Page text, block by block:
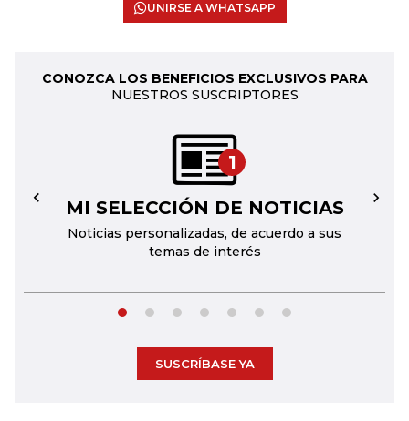
UNIRSE A WHATSAPP
CONOZCA LOS BENEFICIOS EXCLUSIVOS PARA
NUESTROS SUSCRIPTORES
1
MI SELECCIÓN DE NOTICIAS
Noticias personalizadas, de acuerdo a sus
temas de interés
← →
SUSCRÍBASE YA